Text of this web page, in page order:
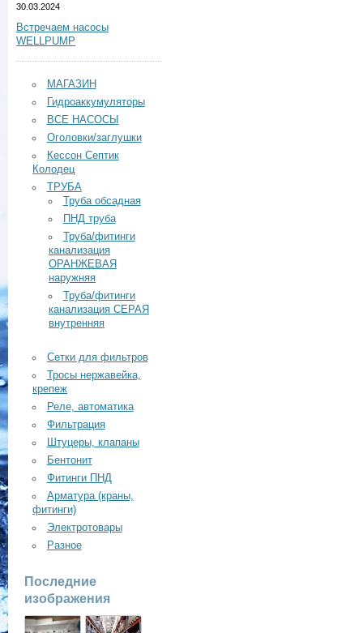
30.03.2024
Встречаем насосы
WELLPUMP
МАГАЗИН
Гидроаккумуляторы
ВСЕ НАСОСЫ
Оголовки/заглушки
Кессон Септик
Колодец
ТРУБА
Труба обсадная
ПНД труба
Труба/фитинги
канализация
ОРАНЖЕВАЯ
наружняя
Труба/фитинги
канализация СЕРАЯ
внутренняя
Сетки для фильтров
Тросы нержавейка,
крепеж
Реле, автоматика
Фильтрация
Штуцеры, клапаны
Бентонит
Фитинги ПНД
Арматура (краны,
фитинги)
Электротовары
Разное
Последние
изображения